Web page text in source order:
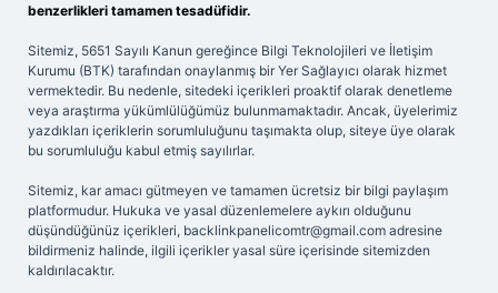
benzerlikleri tamamen tesadüfidir.
Sitemiz, 5651 Sayılı Kanun gereğince Bilgi Teknolojileri ve İletişim
Kurumu (BTK) tarafından onaylanmış bir Yer Sağlayıcı olarak hizmet
vermektedir. Bu nedenle, sitedeki içerikleri proaktif olarak denetleme
veya araştırma yükümlülüğümüz bulunmamaktadır. Ancak, üyelerimiz
yazdıkları içeriklerin sorumluluğunu taşımakta olup, siteye üye olarak
bu sorumluluğu kabul etmiş sayılırlar.
Sitemiz, kar amacı gütmeyen ve tamamen ücretsiz bir bilgi paylaşım
platformudur. Hukuka ve yasal düzenlemelere aykırı olduğunu
düşündüğünüz içerikleri, backlinkpanelicomtr@gmail.com adresine
bildirmeniz halinde, ilgili içerikler yasal süre içerisinde sitemizden
kaldırılacaktır.